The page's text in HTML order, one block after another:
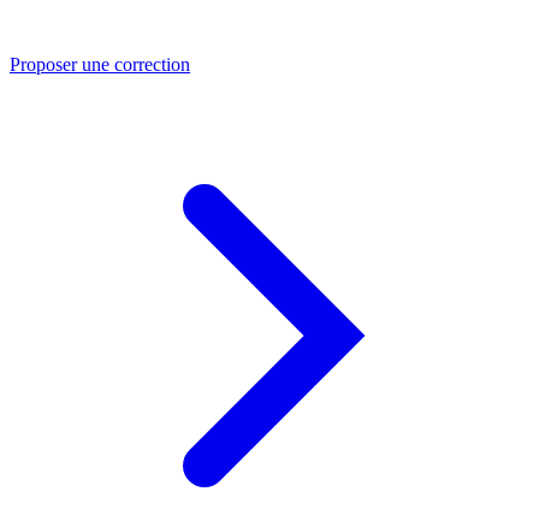
Proposer une correction